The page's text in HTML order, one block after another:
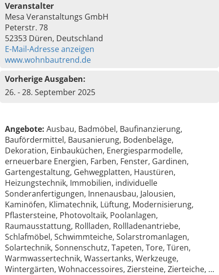
Veranstalter
Mesa Veranstaltungs GmbH
Peterstr. 78
52353 Düren, Deutschland
E-Mail-Adresse anzeigen
www.wohnbautrend.de
Vorherige Ausgaben:
26. - 28. September 2025
Angebote: Ausbau, Badmöbel, Baufinanzierung,
Baufördermittel, Bausanierung, Bodenbeläge,
Dekoration, Einbauküchen, Energiesparmodelle,
erneuerbare Energien, Farben, Fenster, Gardinen,
Gartengestaltung, Gehwegplatten, Haustüren,
Heizungstechnik, Immobilien, individuelle
Sonderanfertigungen, Innenausbau, Jalousien,
Kaminöfen, Klimatechnik, Lüftung, Modernisierung,
Pflastersteine, Photovoltaik, Poolanlagen,
Raumausstattung, Rollladen, Rollladenantriebe,
Schlafmöbel, Schwimmteiche, Solarstromanlagen,
Solartechnik, Sonnenschutz, Tapeten, Tore, Türen,
Warmwassertechnik, Wassertanks, Werkzeuge,
Wintergärten, Wohnaccessoires, Ziersteine, Zierteiche, …